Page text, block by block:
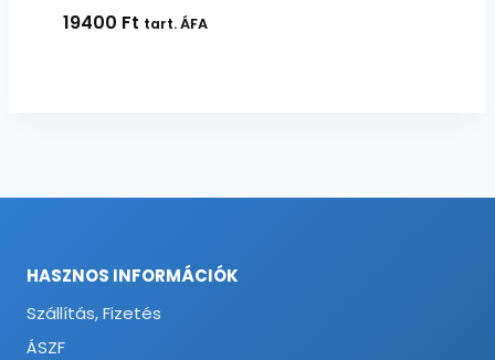
19400 Ft tart. ÁFA
HASZNOS INFORMÁCIÓK
Szállítás, Fizetés
ÁSZF